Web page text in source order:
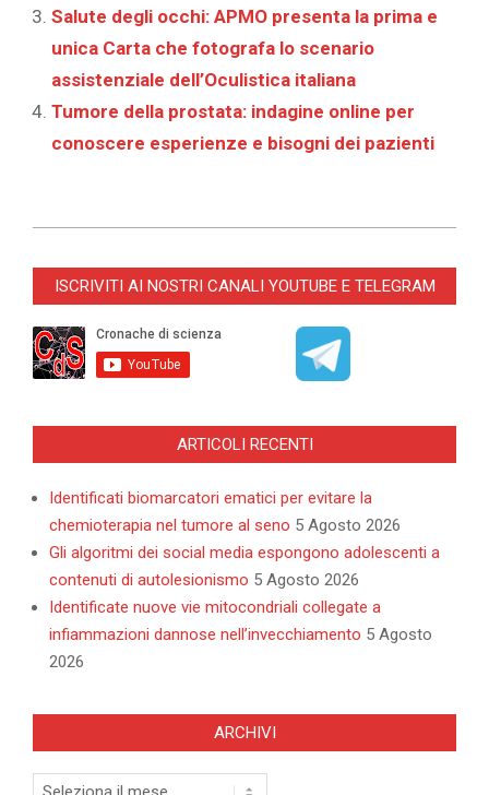
Salute degli occhi: APMO presenta la prima e
unica Carta che fotografa lo scenario
assistenziale dell’Oculistica italiana
Tumore della prostata: indagine online per
conoscere esperienze e bisogni dei pazienti
12-
ISCRIVITI AI NOSTRI CANALI YOUTUBE E TELEGRAM
ARTICOLI RECENTI
Identificati biomarcatori ematici per evitare la
chemioterapia nel tumore al seno 5 Agosto 2026
Gli algoritmi dei social media espongono adolescenti a
contenuti di autolesionismo 5 Agosto 2026
Identificate nuove vie mitocondriali collegate a
infiammazioni dannose nell’invecchiamento 5 Agosto
2026
ARCHIVI
Archivi